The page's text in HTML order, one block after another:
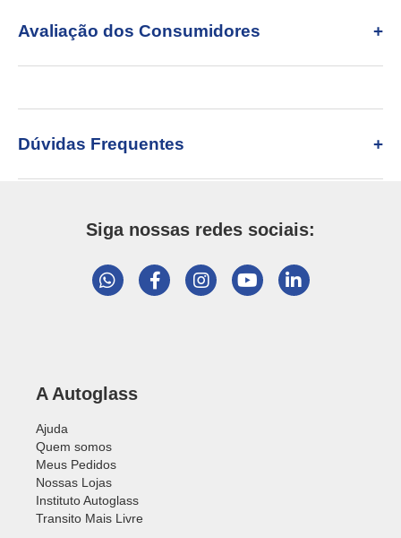
Avaliação dos Consumidores
Dúvidas Frequentes
Siga nossas redes sociais:
A Autoglass
Ajuda
Quem somos
Meus Pedidos
Nossas Lojas
Instituto Autoglass
Transito Mais Livre